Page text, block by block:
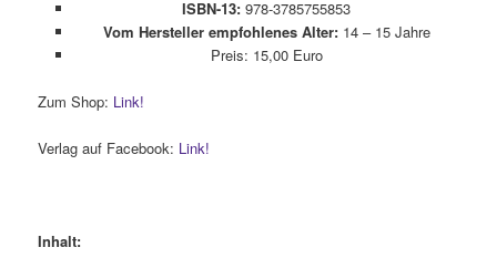
ISBN-13: 978-3785755853
Vom Hersteller empfohlenes Alter:14 – 15 Jahre
Preis: 15,00 Euro
Zum Shop: Link!
Verlag auf Facebook: Link!
Inhalt: